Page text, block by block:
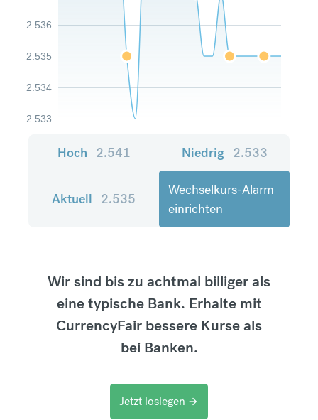
2.533
2.534
2.535
2.536
Hoch 2.541 Niedrig 2.533
Aktuell 2.535
Wechselkurs-Alarm
einrichten
Wir sind bis zu achtmal billiger als
eine typische Bank. Erhalte mit
CurrencyFair bessere Kurse als
bei Banken.
Jetzt loslegen arrow_forward